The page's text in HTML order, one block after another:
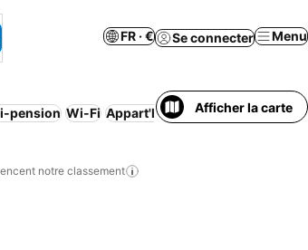
FR · € Se connecter Menu
pension Wi-Fi Appart'hôtel Spa Bains à
Afficher la carte
notre classement
mes favoris